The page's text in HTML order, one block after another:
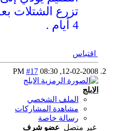
4 أيام .
اقتباس
12-02-2008,
08:30 PM
#17
الابلج
الملف الشخصي
مشاهدة المشاركات
رسالة خاصة
غير متصل عضو شرف